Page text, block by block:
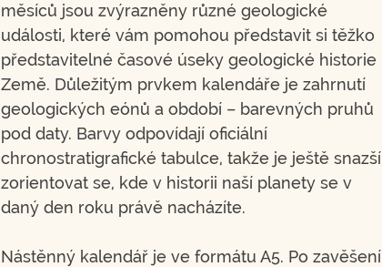
měsíců jsou zvýrazněny různé geologické
události, které vám pomohou představit si těžko
představitelné časové úseky geologické historie
Země. Důležitým prvkem kalendáře je zahrnutí
geologických eónů a období – barevných pruhů
pod daty. Barvy odpovídají oficiální
chronostratigrafické tabulce, takže je ještě snazší
zorientovat se, kde v historii naší planety se v
daný den roku právě nacházíte.
Nástěnný kalendář je ve formátu A5. Po zavěšení